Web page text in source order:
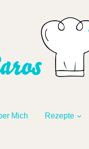
Mich Rezepte